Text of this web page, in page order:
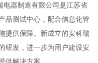
电器制造有限公司是江苏省
品测试中心，配合信息化管
提供保障。新成立的安科瑞
研发，进一步为用户建设安